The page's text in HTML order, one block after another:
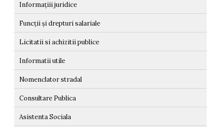
Informațiii juridice
Funcții și drepturi salariale
Licitatii si achizitii publice
Informatii utile
Nomenclator stradal
Consultare Publica
Asistenta Sociala